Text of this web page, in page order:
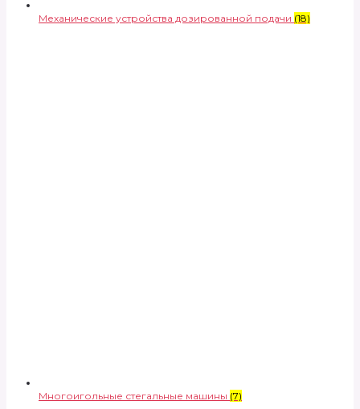
Механические устройства дозированной подачи (18)
Многоигольные стегальные машины (7)